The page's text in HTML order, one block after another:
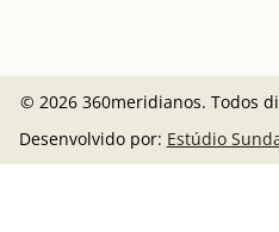
© 2026 360meridianos. Todos
Desenvolvido por: Estúdio